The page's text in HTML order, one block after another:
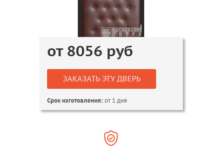
от 8056 руб
ЗАКАЗАТЬ ЭТУ ДВЕРЬ
Срок изготовления:от 1 дня